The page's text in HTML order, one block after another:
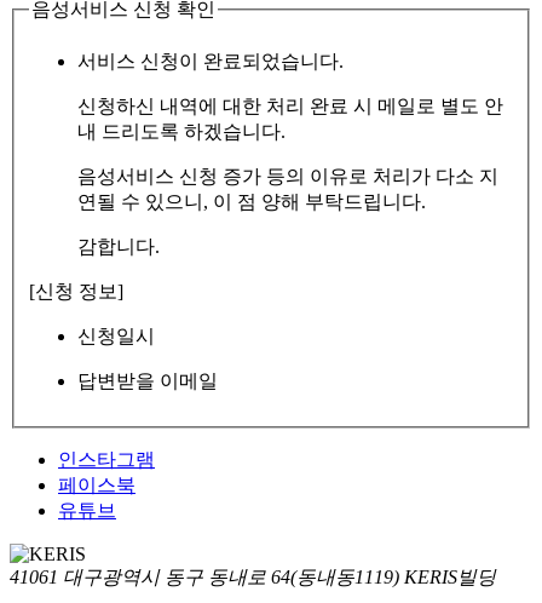
음성서비스 신청 확인
서비스 신청이 완료되었습니다.
신청하신 내역에 대한 처리 완료 시 메일로 별도 안
내 드리도록 하겠습니다.
음성서비스 신청 증가 등의 이유로 처리가 다소 지
연될 수 있으니, 이 점 양해 부탁드립니다.
감합니다.
[신청 정보]
신청일시
답변받을 이메일
인스타그램
페이스북
유튜브
41061 대구광역시 동구 동내로 64(동내동1119) KERIS빌딩